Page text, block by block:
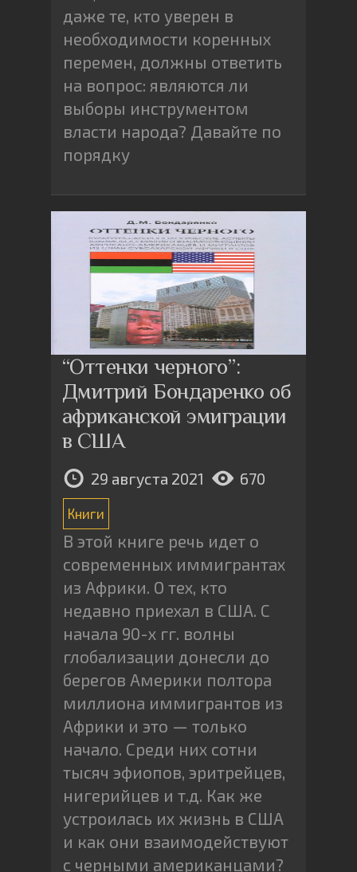
даже те, кто уверен в
необходимости коренных
перемен, должны ответить
на вопрос: являются ли
выборы инструментом
власти народа? Давайте по
порядку
“Оттенки черного”:
Дмитрий Бондаренко об
африканской эмиграции
в США
29 августа 2021 670
Книги
В этой книге речь идет о
современных иммигрантах
из Африки. О тех, кто
недавно приехал в США. С
начала 90-х гг. волны
глобализации донесли до
берегов Америки полтора
миллиона иммигрантов из
Африки и это — только
начало. Среди них сотни
тысяч эфиопов, эритрейцев,
нигерийцев и т.д. Как же
устроилась их жизнь в США
и как они взаимодействуют
с черными американцами?